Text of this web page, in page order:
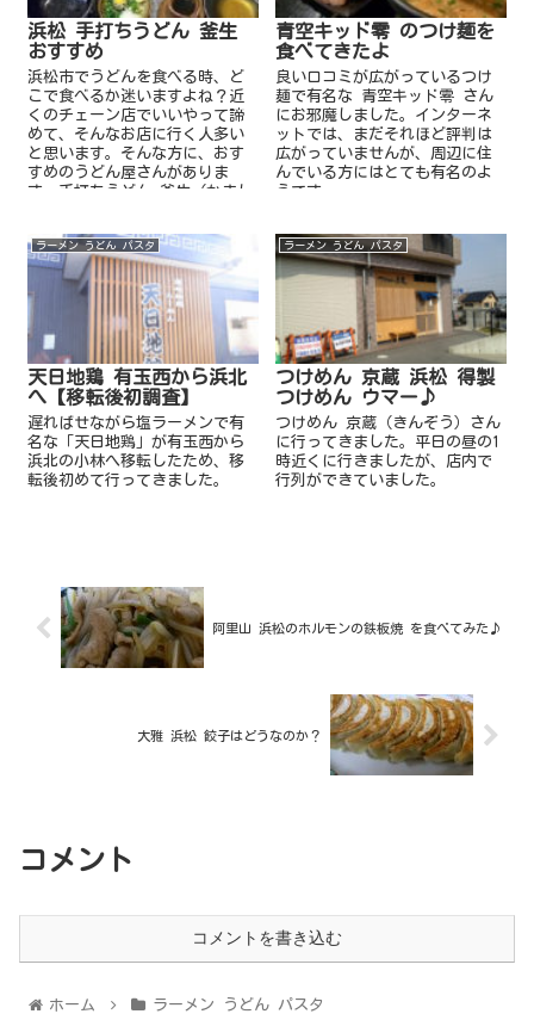
浜松 手打ちうどん 釜生
おすすめ
浜松市でうどんを食べる時、ど
こで食べるか迷いますよね？近
くのチェーン店でいいやって諦
めて、そんなお店に行く人多い
と思います。そんな方に、おす
すめのうどん屋さんがありま
す。手打ちうどん 釜生（かまし
青空キッド零 のつけ麺を
食べてきたよ
良い口コミが広がっているつけ
麺で有名な 青空キッド零 さん
にお邪魔しました。インターネ
ットでは、まだそれほど評判は
広がっていませんが、周辺に住
んでいる方にはとても有名のよ
うです。
ラーメン うどん パスタ
天日地鶏 有玉西から浜北
へ【移転後初調査】
遅ればせながら塩ラーメンで有
名な「天日地鶏」が有玉西から
浜北の小林へ移転したため、移
転後初めて行ってきました。
ラーメン うどん パスタ
つけめん 京蔵 浜松 得製
つけめん ウマー♪
つけめん 京蔵（きんぞう）さん
に行ってきました。平日の昼の1
時近くに行きましたが、店内で
行列ができていました。
阿里山 浜松のホルモンの鉄板焼 を食べてみた♪
大雅 浜松 餃子はどうなのか？
コメント
コメントを書き込む
ホーム ラーメン うどん パスタ